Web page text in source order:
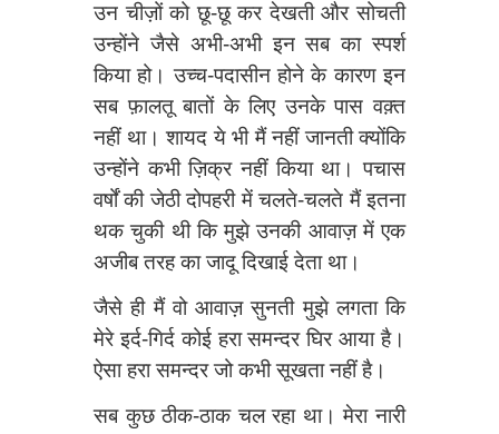
उन चीज़ों को छू-छू कर देखती और सोचती
उन्होंने जैसे अभी-अभी इन सब का स्पर्श
किया हो। उच्च-पदासीन होने के कारण इन
सब फ़ालतू बातों के लिए उनके पास वक़्त
नहीं था। शायद ये भी मैं नहीं जानती क्योंकि
उन्होंने कभी ज़िक्र नहीं किया था। पचास
वर्षों की जेठी दोपहरी में चलते-चलते मैं इतना
थक चुकी थी कि मुझे उनकी आवाज़ में एक
अजीब तरह का जादू दिखाई देता था।
जैसे ही मैं वो आवाज़ सुनती मुझे लगता कि
मेरे इर्द-गिर्द कोई हरा समन्दर घिर आया है।
ऐसा हरा समन्दर जो कभी सूखता नहीं है।
सब कुछ ठीक-ठाक चल रहा था। मेरा नारी